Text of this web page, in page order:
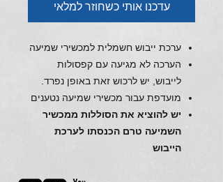
עדכנו אותי כשחוזר למלאי
ערכת ייבוש חשמלית למכשירי שמיעה
הערכה לא מגיעה עם קפסולות
לייבוש, יש לרכוש זאת באופן נפרד.
מועדפת עבור מכשירי שמיעה נטענים
יש להוציא את הסוללות ממכשיר
השמיעה טרם הכנסתו לערכת
הייבוש